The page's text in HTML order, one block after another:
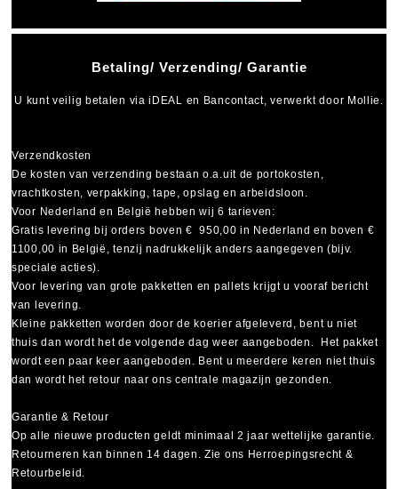
Betaling/ Verzending/ Garantie
U kunt veilig betalen viaiDEAL en Bancontact, verwerkt door Mollie.
Verzendkosten
De kosten van verzending bestaan o.a.uit de portokosten,
vrachtkosten, verpakking, tape, opslag en arbeidsloon.
Voor Nederland en België hebben wij 6 tarieven:
Gratis levering bij orders boven € 950,00 in Nederland en boven €
1100,00 in België, tenzij nadrukkelijk anders aangegeven (bijv.
speciale acties).
Voor levering van grote pakketten en pallets krijgt u vooraf bericht
van levering.
Kleine pakketten worden door de koerier afgeleverd, bent u niet
thuis dan wordt het de volgende dag weer aangeboden. Het pakket
wordt een paar keer aangeboden. Bent u meerdere keren niet thuis
dan wordt het retour naar ons centrale magazijn gezonden.
Garantie & Retour
Op alle nieuwe producten geldt minimaal2 jaar wettelijke garantie
Retourneren kan binnen 14 dagen. Zie ons Herroepingsrecht &
Retourbeleid.